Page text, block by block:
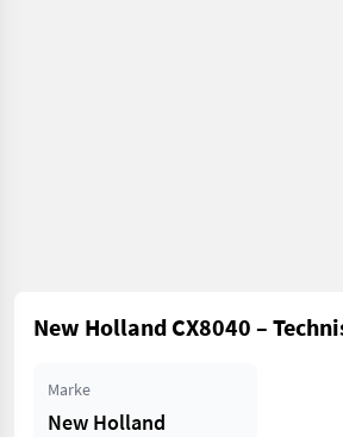
New Holland CX8040 –
Marke
New Holland